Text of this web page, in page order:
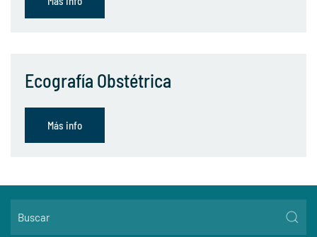
Ecografía Obstétrica
Más info